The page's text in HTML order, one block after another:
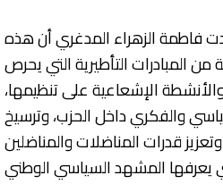
فاطمة الزهراء المدغري أن هذه
المبادرات التأطيرية التي يحرص
الإشعاعية على تنظيمها،
والفكري داخل الحزب، وترسيخ
قدرات المناضلات والمناضلين